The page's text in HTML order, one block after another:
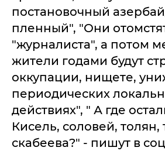
постановочный
пленный", "Они
"журналиста", а потом
жители годами будут
оккупации, нищете,
периодических
действиях", " А где
Кисель, соловей, толян,
скабеева?" - пишут в